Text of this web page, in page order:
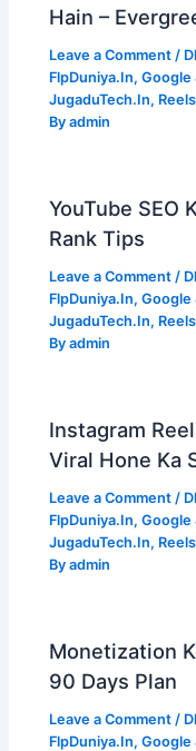
Hain –
Leave a Comment /
FlpDuniya.In,Google
JugaduTech.In,
Byadmin
YouTube SEO
Rank Tips
Leave a Comment /
FlpDuniya.In,Google
JugaduTech.In,
Byadmin
Instagram
Viral Hone Ka
Leave a Comment /
FlpDuniya.In,Google
JugaduTech.In,
Byadmin
Monetization
90 Days Plan
Leave a Comment /
FlpDuniya.In,Google